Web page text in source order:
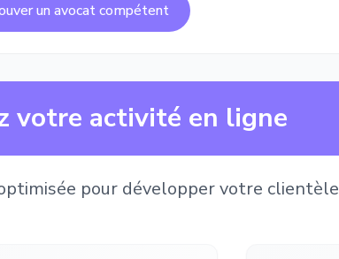
un avocat compétent
votre activité en ligne
pour développer votre clientèle